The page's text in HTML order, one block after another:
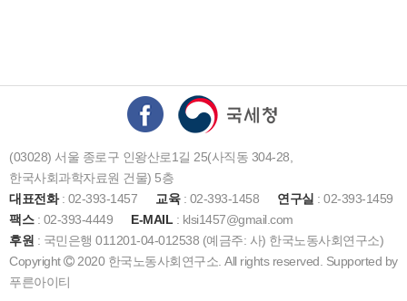
(03028) 서울 종로구 인왕산로1길 25(사직동 304-28,
한국사회과학자료원 건물) 5층
대표전화: 02-393-1457 교육: 02-393-1458 연구실 : 02-393-1459
팩스: 02-393-4449 E-MAIL : klsi1457@gmail.com
후원 : 국민은행 011201-04-012538 (예금주: 사) 한국노동사회연구소)
Copyright
2020 한국노동사회연구소. All rights reserved. Supported by
푸른아이티